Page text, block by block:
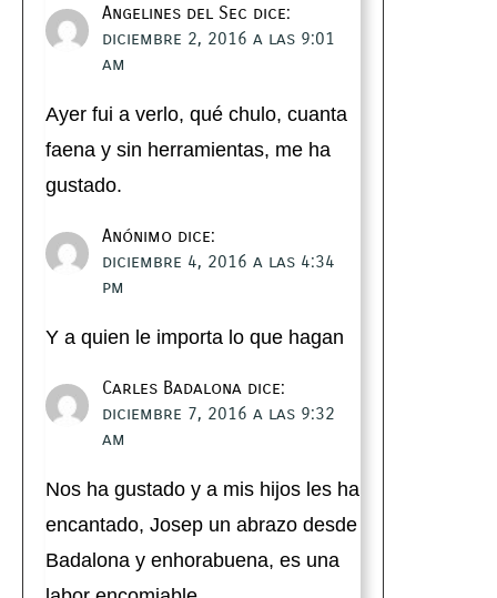
Angelines del Sec dice:
diciembre 2, 2016 a las 9:01
am
Ayer fui a verlo, qué chulo, cuanta
faena y sin herramientas, me ha
gustado.
Anónimo dice:
diciembre 4, 2016 a las 4:34
pm
Y a quien le importa lo que hagan
Carles Badalona dice:
diciembre 7, 2016 a las 9:32
am
Nos ha gustado y a mis hijos les ha
encantado, Josep un abrazo desde
Badalona y enhorabuena, es una